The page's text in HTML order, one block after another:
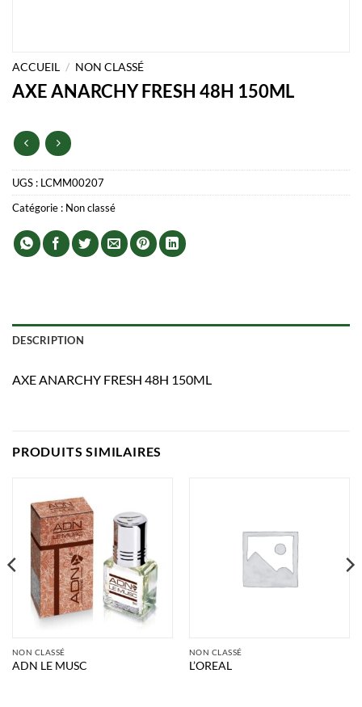
ACCUEIL / NON CLASSÉ
AXE ANARCHY FRESH 48H 150ML
UGS : LCMM00207
Catégorie : Non classé
DESCRIPTION
AXE ANARCHY FRESH 48H 150ML
PRODUITS SIMILAIRES
NON CLASSÉ
ADN LE MUSC
NON CLASSÉ
L’OREAL